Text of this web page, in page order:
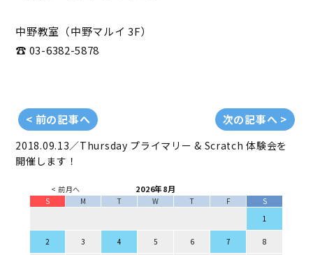
中野教室（中野マルイ 3F）
☎ 03-6382-5878
< 前の記事へ 次の記事へ >
2018.09.13／Thursday プライマリー & Scratch 体験会を
開催します！
< 前月へ 2026年8月
S M T W T F
S
1
2 3 4 5 6 7 8